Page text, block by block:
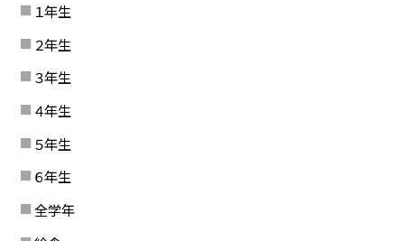
１年生
２年生
３年生
４年生
５年生
６年生
全学年